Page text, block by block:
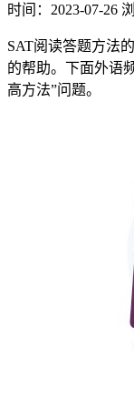
时间：2023-07-26
SAT阅读答题方法
的帮助。下面外语
高方法”问题。